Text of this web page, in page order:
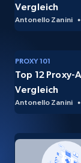
Vergleich
Antonello Zanini
PROXY 101
Top 12
Vergleich
Antonello Zanini